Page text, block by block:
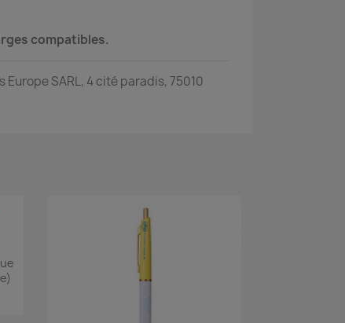
compatibles.
Europe SARL, 4 cité paradis, 75010